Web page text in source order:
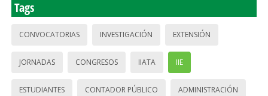
Tags
CONVOCATORIAS INVESTIGACIÓN EXTENSIÓN
JORNADAS CONGRESOS IIATA IIE
ESTUDIANTES CONTADOR PÚBLICO ADMINISTRACIÓN